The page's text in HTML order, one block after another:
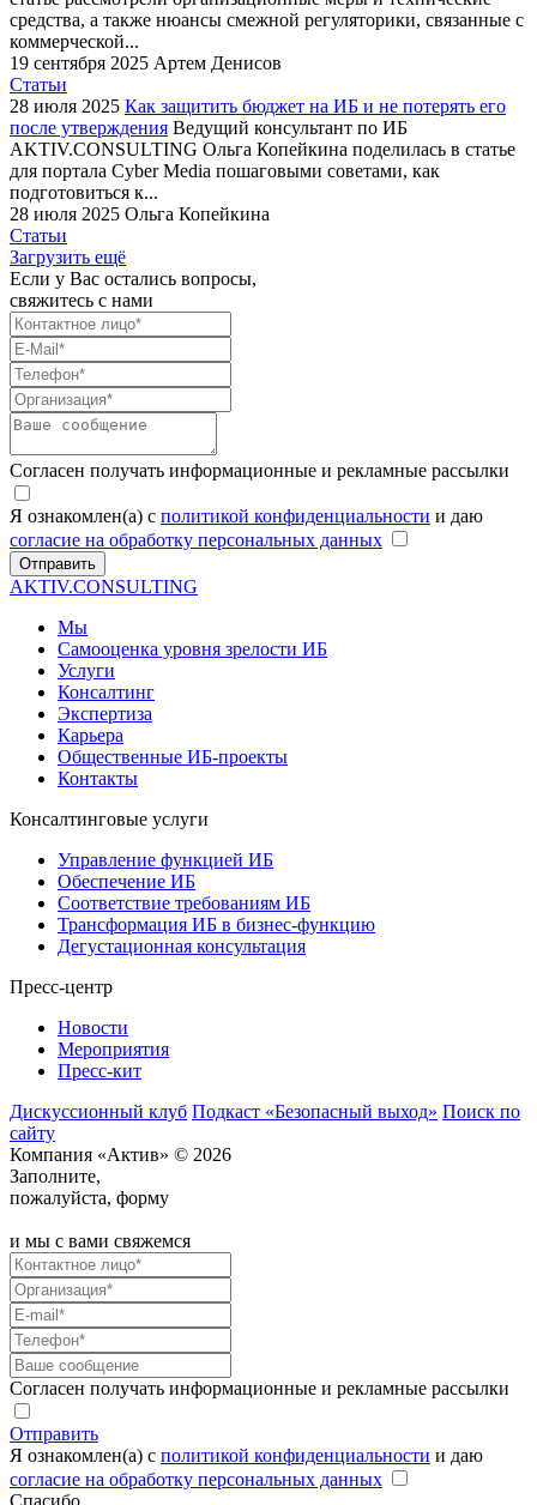
средства, а также нюансы смежной регуляторики, связанные с
коммерческой...
19 сентября 2025 Артем Денисов
Статьи
28 июля 2025 Как защитить бюджет на ИБ и не потерять его
после утверждения Ведущий консультант по ИБ
AKTIV.СONSULTING Ольга Копейкина поделилась в статье
для портала Cyber Media пошаговыми советами, как
подготовиться к...
28 июля 2025 Ольга Копейкина
Статьи
Загрузить ещё
Если у Вас остались вопросы,
свяжитесь с нами
Согласен получать информационные и рекламные рассылки
Я ознакомлен(а) с политикой конфиденциальности и даю
согласие на обработку персональных данных
Отправить
AKTIV.CONSULTING
Мы
Самооценка уровня зрелости ИБ
Услуги
Консалтинг
Экспертиза
Карьера
Общественные ИБ-проекты
Контакты
Консалтинговые услуги
Управление функцией ИБ
Обеспечение ИБ
Соответствие требованиям ИБ
Трансформация ИБ в бизнес-функцию
Дегустационная консультация
Пресс-центр
Новости
Мероприятия
Пресс-кит
Дискуссионный клуб Подкаст «Безопасный выход» Поиск по
сайту
Компания «Актив» © 2026
Заполните,
пожалуйста, форму
и мы с вами свяжемся
Согласен получать информационные и рекламные рассылки
Отправить
Я ознакомлен(а) с политикой конфиденциальности и даю
согласие на обработку персональных данных
Спасибо,